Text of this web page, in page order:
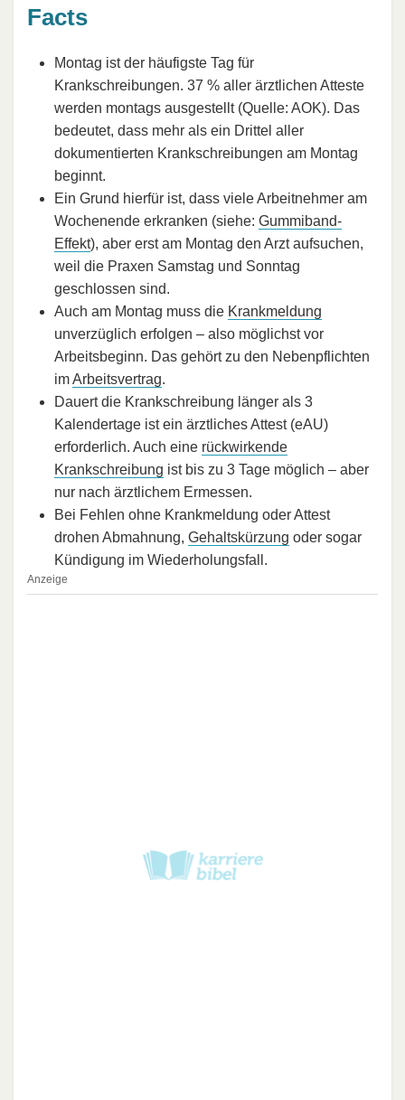
Facts
Montag ist der häufigste Tag für
Krankschreibungen. 37 % aller ärztlichen Atteste
werden montags ausgestellt (Quelle: AOK). Das
bedeutet, dass mehr als ein Drittel aller
dokumentierten Krankschreibungen am Montag
beginnt.
Ein Grund hierfür ist, dass viele Arbeitnehmer am
Wochenende erkranken (siehe: Gummiband-
Effekt), aber erst am Montag den Arzt aufsuchen,
weil die Praxen Samstag und Sonntag
geschlossen sind.
Auch am Montag muss die Krankmeldung
unverzüglich erfolgen – also möglichst vor
Arbeitsbeginn. Das gehört zu den Nebenpflichten
imArbeitsvertrag.
Dauert die Krankschreibung länger als 3
Kalendertage ist ein ärztliches Attest (eAU)
erforderlich. Auch eine rückwirkende
Krankschreibung ist bis zu 3 Tage möglich – aber
nur nach ärztlichem Ermessen.
Bei Fehlen ohne Krankmeldung oder Attest
drohen Abmahnung, Gehaltskürzung oder sogar
Kündigung im Wiederholungsfall.
Anzeige